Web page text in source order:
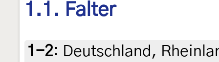
1.1. Falter
1-2: Deutschland,